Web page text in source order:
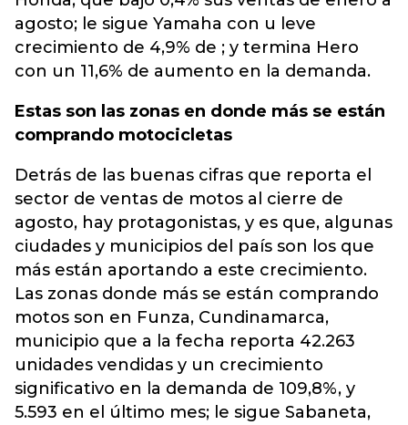
agosto; le sigue Yamaha con u leve
crecimiento de 4,9% de ; y termina Hero
con un 11,6% de aumento en la demanda.
Estas son las zonas en donde más se están
comprando motocicletas
Detrás de las buenas cifras que reporta el
sector de ventas de motos al cierre de
agosto, hay protagonistas, y es que, algunas
ciudades y municipios del país son los que
más están aportando a este crecimiento.
Las zonas donde más se están comprando
motos son en Funza, Cundinamarca,
municipio que a la fecha reporta 42.263
unidades vendidas y un crecimiento
significativo en la demanda de 109,8%, y
5.593 en el último mes; le sigue Sabaneta,